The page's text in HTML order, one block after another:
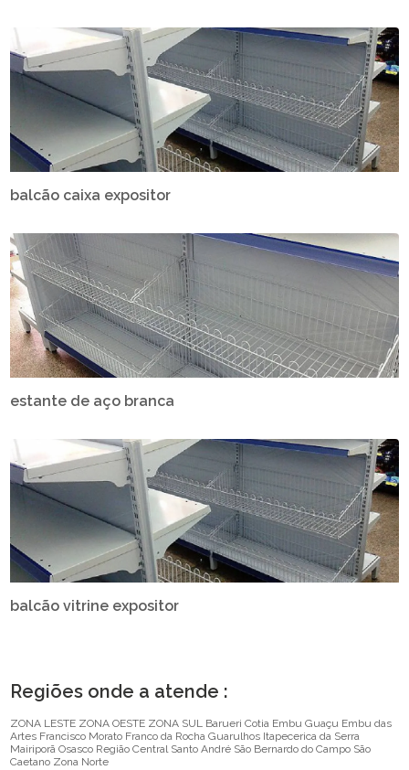
balcão caixa expositor
estante de aço branca
balcão vitrine expositor
Regiões onde a atende :
ZONA LESTE ZONA OESTE ZONA SUL Barueri Cotia Embu Guaçu Embu das
Artes Francisco Morato Franco da Rocha Guarulhos Itapecerica da Serra
Mairiporã Osasco Região Central Santo André São Bernardo do Campo São
Caetano Zona Norte